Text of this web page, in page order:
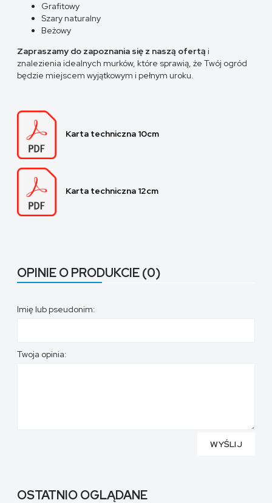
Grafitowy
Szary naturalny
Beżowy
Zapraszamy do zapoznania się z naszą ofertą i
znalezienia idealnych murków, które sprawią, że Twój ogród
będzie miejscem wyjątkowym i pełnym uroku.
Karta techniczna 10cm
Karta techniczna 12cm
OPINIE O PRODUKCIE (0)
Imię lub pseudonim:
Twoja opinia:
WYŚLIJ
OSTATNIO OGLĄDANE